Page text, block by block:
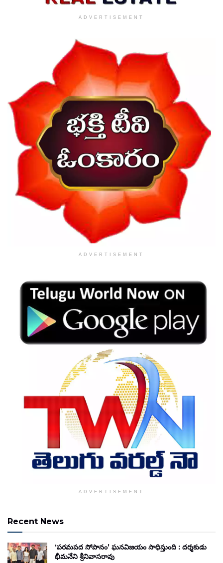
ADVERTISEMENT
ADVERTISEMENT
ADVERTISEMENT
Recent News
‘పరమపద సోపానం’ ఘనవిజయం సాధిస్తుంది : దర్శకుడు
భీమనేని శ్రీనివాసరావు